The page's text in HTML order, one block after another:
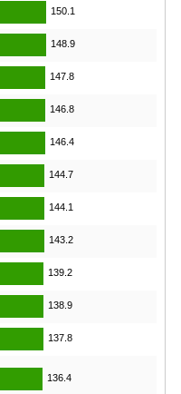
150.1
148.9
147.8
146.8
146.4
144.7
144.1
143.2
139.2
138.9
137.8
136.4